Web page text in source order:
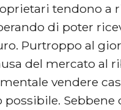
tendono a
di poter
Purtroppo al
del mercato al
vendere
possibile. Sebbene